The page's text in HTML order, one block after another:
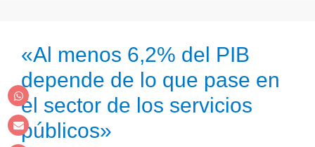
«Al menos 6,2% del PIB
depende de lo que pase en
el sector de los servicios
públicos»